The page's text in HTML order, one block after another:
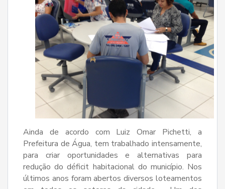
Ainda de acordo com Luiz Omar Pichetti, a
Prefeitura de Água, tem trabalhado intensamente,
para criar oportunidades e alternativas para
redução do déficit habitacional do município. Nos
últimos anos foram abertos diversos loteamentos